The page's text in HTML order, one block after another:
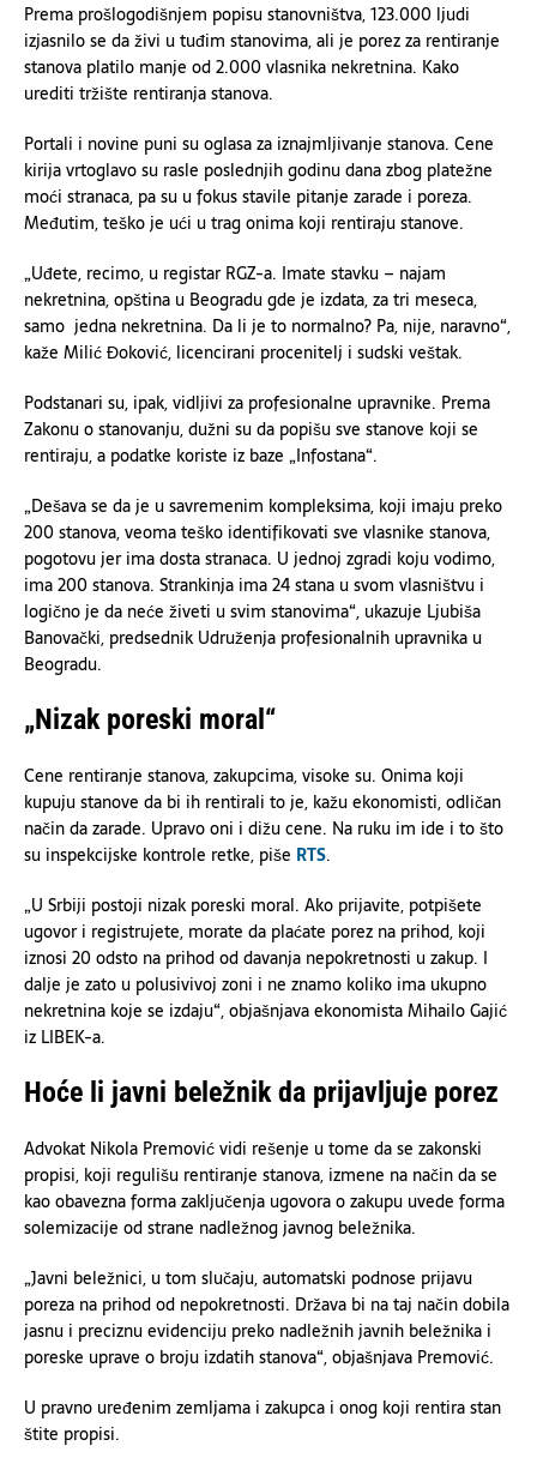
Prema prošlogodišnjem popisu stanovništva, 123.000 ljudi
izjasnilo se da živi u tuđim stanovima, ali je porez za rentiranje
stanova platilo manje od 2.000 vlasnika nekretnina. Kako
urediti tržište rentiranja stanova.
Portali i novine puni su oglasa za iznajmljivanje stanova. Cene
kirija vrtoglavo su rasle poslednjih godinu dana zbog platežne
moći stranaca, pa su u fokus stavile pitanje zarade i poreza.
Međutim, teško je ući u trag onima koji rentiraju stanove.
„Uđete, recimo, u registar RGZ-a. Imate stavku – najam
nekretnina, opština u Beogradu gde je izdata, za tri meseca,
samo jedna nekretnina. Da li je to normalno? Pa, nije, naravno“,
kaže Milić Đoković, licencirani procenitelj i sudski veštak.
Podstanari su, ipak, vidljivi za profesionalne upravnike. Prema
Zakonu o stanovanju, dužni su da popišu sve stanove koji se
rentiraju, a podatke koriste iz baze „Infostana“.
„Dešava se da je u savremenim kompleksima, koji imaju preko
200 stanova, veoma teško identifikovati sve vlasnike stanova,
pogotovu jer ima dosta stranaca. U jednoj zgradi koju vodimo,
ima 200 stanova. Strankinja ima 24 stana u svom vlasništvu i
logično je da neće živeti u svim stanovima“, ukazuje Ljubiša
Banovački, predsednik Udruženja profesionalnih upravnika u
Beogradu.
„Nizak poreski moral“
Cene rentiranje stanova, zakupcima, visoke su. Onima koji
kupuju stanove da bi ih rentirali to je, kažu ekonomisti, odličan
način da zarade. Upravo oni i dižu cene. Na ruku im ide i to što
su inspekcijske kontrole retke, piše RTS.
„U Srbiji postoji nizak poreski moral. Ako prijavite, potpišete
ugovor i registrujete, morate da plaćate porez na prihod, koji
iznosi 20 odsto na prihod od davanja nepokretnosti u zakup. I
dalje je zato u polusivivoj zoni i ne znamo koliko ima ukupno
nekretnina koje se izdaju“, objašnjava ekonomista Mihailo Gajić
iz LIBEK-a.
Hoće li javni beležnik da prijavljuje porez
Advokat Nikola Premović vidi rešenje u tome da se zakonski
propisi, koji regulišu rentiranje stanova, izmene na način da se
kao obavezna forma zaključenja ugovora o zakupu uvede forma
solemizacije od strane nadležnog javnog beležnika.
„Javni beležnici, u tom slučaju, automatski podnose prijavu
poreza na prihod od nepokretnosti. Država bi na taj način dobila
jasnu i preciznu evidenciju preko nadležnih javnih beležnika i
poreske uprave o broju izdatih stanova“, objašnjava Premović.
U pravno uređenim zemljama i zakupca i onog koji rentira stan
štite propisi.